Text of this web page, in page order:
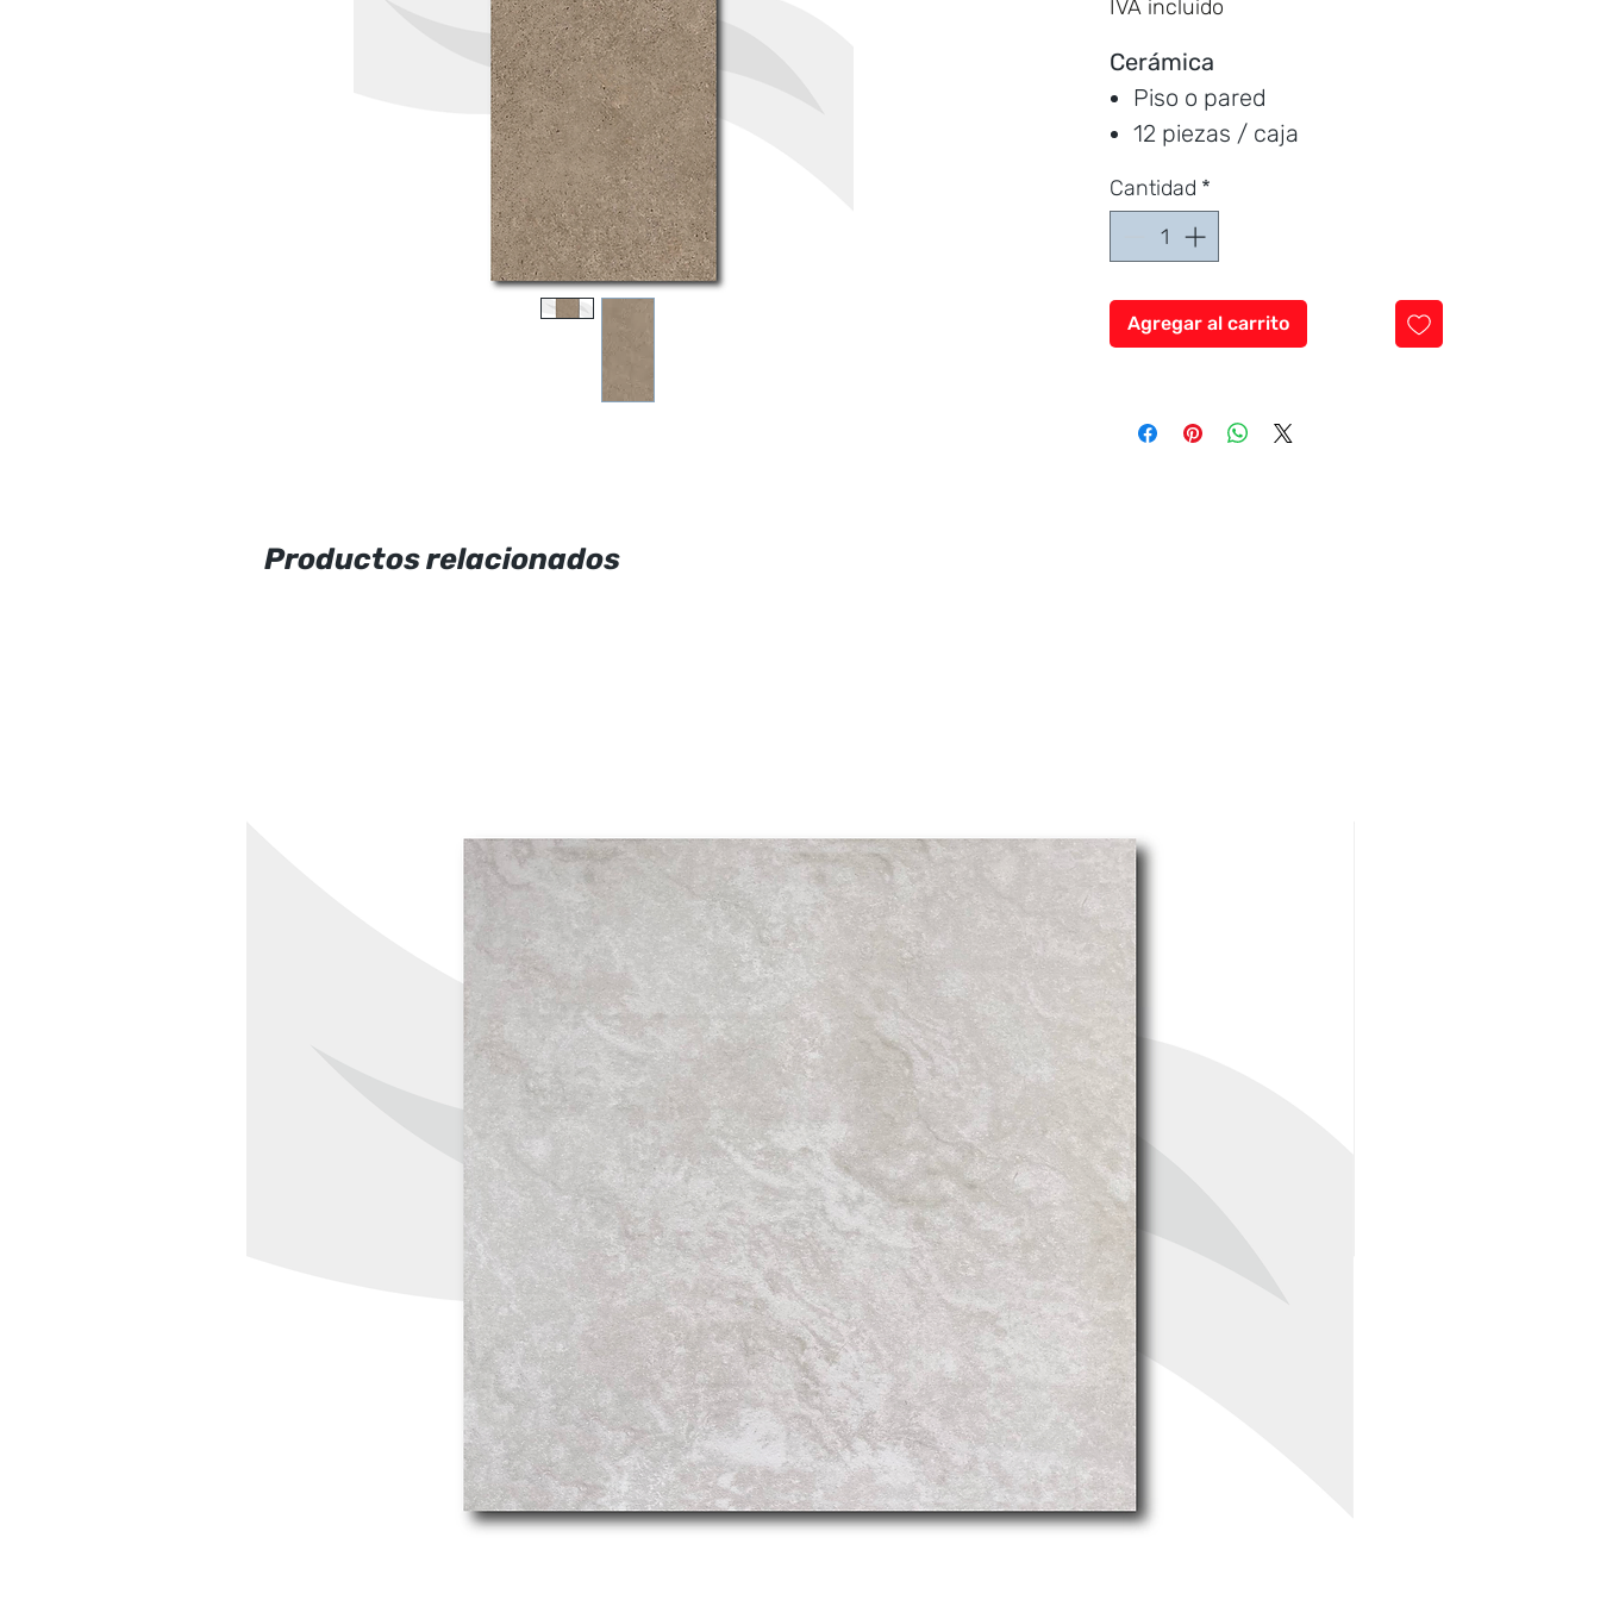
1
Metro
cuadrado
IVA incluido
Cerámica
Piso o pared
12 piezas / caja
Cubre:2.16 metros / caja
Característica:
Marca:Italpisos
Cantidad *
Agregar al carrito
Productos relacionados